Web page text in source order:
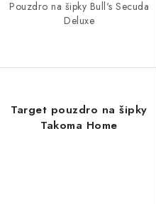
Pouzdro na šipky Bull's Secuda
Deluxe
Target pouzdro na šipky
Takoma Home